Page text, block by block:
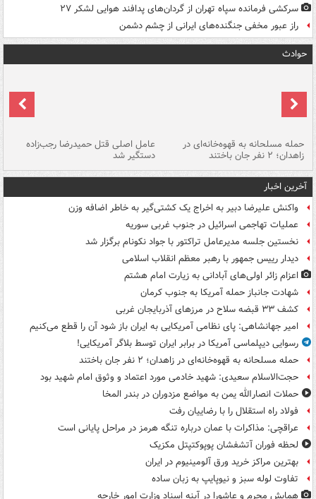
سرکشی فرمانده سپاه تهران از گردان‌های پدافند هوایی لشکر ۲۷
راز عبور مخفی جنگنده‌های ایرانی از چشم دشمن
حوادث
حمله مسلحانه به قهوه‌خانه‌ای در
زاهدان؛ ۲ نفر جان باختند
عامل اصلی قتل حمیدرضا رجب‌زاده
دستگیر شد
آخرین اخبار
واکنش علیرضا دبیر به اخراج یک کشتی‌گیر به خاطر اضافه وزن
عملیات تهاجمی اسرائیل در جنوب غربی سوریه
نخستین جلسه مدیرعامل تراکتور با جواد نکونام برگزار شد
دیدار رییس جمهور با رهبر معظم انقلاب اسلامی
اعزام زائر اولی‌های آبادانی به زیارت امام هشتم
شهادت جانباز حمله آمریکا به جنوب کرمان
کشف ۳۳ قبضه سلاح در مرزهای آذربایجان غربی
امیر جهانشاهی: پای نظامی آمریکایی به ایران باز شود آن را قطع می‌کنیم
رسوایی دیپلماسی آمریکا در برابر ایران توسط بلاگر آمریکایی!
حمله مسلحانه به قهوه‌خانه‌ای در زاهدان؛ ۲ نفر جان باختند
حجت‌الاسلام سعیدی: شهید خادمی مورد اعتماد و وثوق امام شهید بود
حملات انصارالله یمن به مواضع مزدوران در بندر المخا
فولاد راه استقلال را با رضاییان رفت
عراقچی: مذاکرات با عمان درباره تنگه هرمز در مراحل پایانی است
لحظه فوران آتشفشان پوپوکتپتل مکزیک
بهترین مراکز خرید ورق آلومینیوم در ایران
تفاوت لوله سبز و نیوپایپ به زبان ساده
همایش محرم و عاشورا در آینه اسناد وزارت امور خارجه